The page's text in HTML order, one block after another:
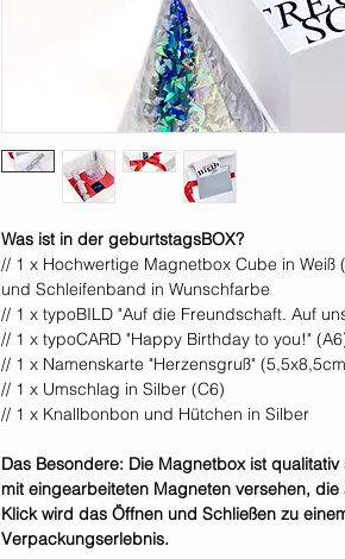
Was ist in der geburtstagsBOX?
// 1 x Hochwertige Magnetbox Cube in
und Schleifenband in Wunschfarbe
// 1 x typoBILD "Auf die Freundschaft. Auf
// 1 x typoCARD "Happy Birthday to you!"
// 1 x Namenskarte "Herzensgruß"
// 1 x Umschlag in Silber (C6)
// 1 x Knallbonbon und Hütchen in Silber
Das Besondere: Die Magnetbox ist
mit eingearbeiteten Magneten versehen,
Klick wird das Öffnen und Schließen zu
Verpackungserlebnis.